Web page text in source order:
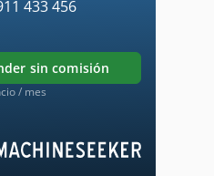
433 456
sin comisión
/ mes